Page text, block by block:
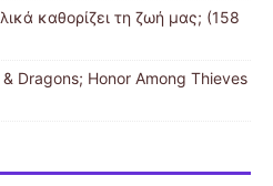
καθορίζει τη ζωή μας; (158
& Dragons; Honor Among Thieves